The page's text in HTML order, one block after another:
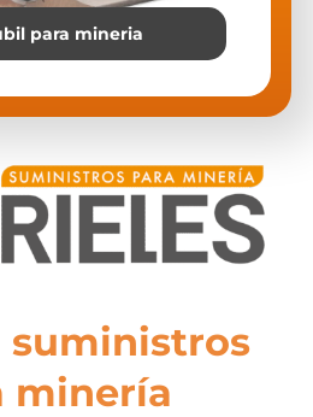
para mineria
suministros
minería